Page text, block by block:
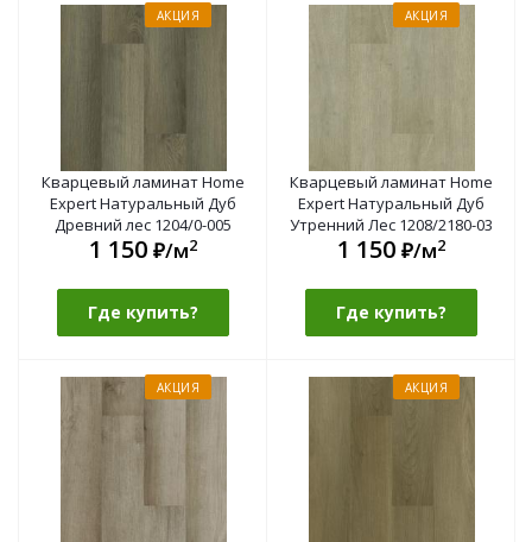
АКЦИЯ
Кварцевый ламинат Home
Expert Натуральный Дуб
Древний лес 1204/0-005
1 150 ₽/м2
Где купить?
АКЦИЯ
Кварцевый ламинат Home
Expert Натуральный Дуб
Утренний Лес 1208/2180-03
1 150 ₽/м2
Где купить?
АКЦИЯ АКЦИЯ